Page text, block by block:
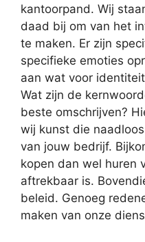
kantoorpand. Wij
daad bij om van het
te maken. Er zijn
specifieke emoties
aan wat voor
Wat zijn de
beste omschrijven?
wij kunst die
van jouw bedrijf.
kopen dan wel huren
aftrekbaar is.
beleid. Genoeg
maken van onze